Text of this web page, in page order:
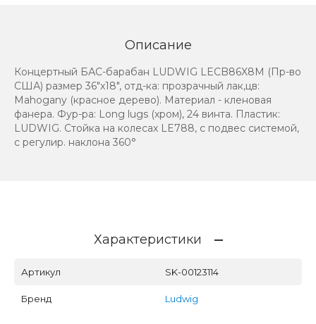
Описание
Концертный БАС-барабан LUDWIG LECB86X8M (Пр-во
США) размер 36"x18", отд-ка: прозрачный лак,цв:
Mahogany (красное дерево). Материал - кленовая
фанера. Фур-ра: Long lugs (хром), 24 винта. Пластик:
LUDWIG. Стойка на колесах LE788, с подвес системой,
с регулир. наклона 360°
Характеристики
Артикул SK-00123114
Бренд Ludwig